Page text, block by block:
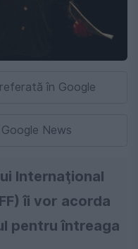
în Google
News
Internaţional
îi vor acorda
pentru întreaga